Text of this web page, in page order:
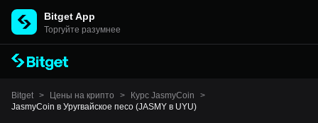
Bitget App
Торгуйте разумнее
Bitget > Цены на крипто > Курс JasmyCoin
>
JasmyCoin в Уругвайское песо (JASMY в UYU)